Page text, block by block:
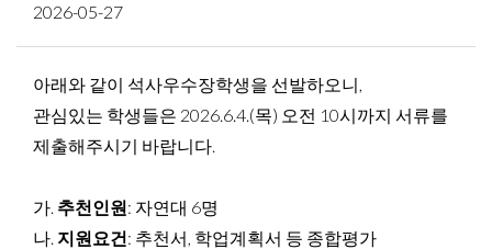
2026-05-27
아래와 같이 석사우수장학생을 선발하오니,
관심있는 학생들은 2026.6.4.(목) 오전 10시까지 서류를
제출해주시기 바랍니다.
가. 추천인원: 자연대 6명
나. 지원요건: 추천서, 학업계획서 등 종합평가